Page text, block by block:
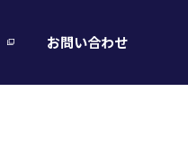
お問い合わせ